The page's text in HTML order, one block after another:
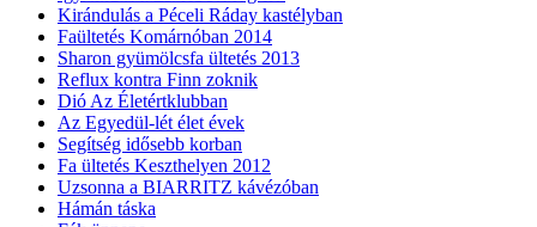
Kirándulás a Péceli Ráday kastélyban
Faültetés Komárnóban 2014
Sharon gyümölcsfa ültetés 2013
Reflux kontra Finn zoknik
Dió Az Életértklubban
Az Egyedül-lét élet évek
Segítség idősebb korban
Fa ültetés Keszthelyen 2012
Uzsonna a BIARRITZ kávézóban
Hámán táska